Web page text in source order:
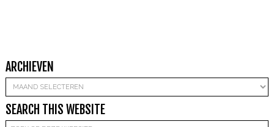
ARCHIEVEN
Archieven
SEARCH THIS WEBSITE